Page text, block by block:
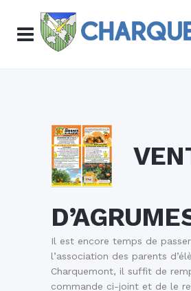
Il est encore temps de
l’association des parents
Charquemont, il suffit de
commande ci-joint et de le